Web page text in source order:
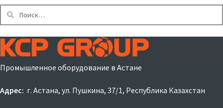
Найти:
Промышленное оборудование в Астане
Адрес: г. Астана, ул. Пушкина, 37/1, Республика Казахстан